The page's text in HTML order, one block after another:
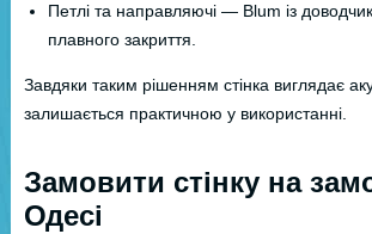
Петлі та направляючі — Blum із
плавного закриття.
Завдяки таким рішенням стінка виглядає
залишається практичною у використанні.
Замовити стінку на
Одесі